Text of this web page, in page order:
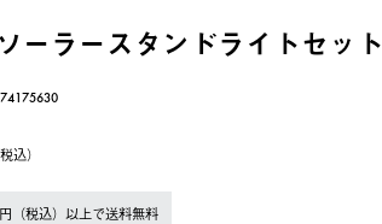
ーラースタンドライトセット
税込）
（税込）以上で送料無料